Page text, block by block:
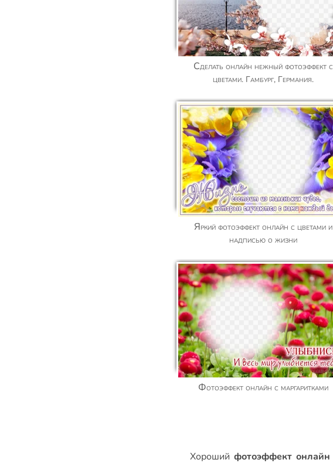
Сделать онлайн нежный фотоэффект с
цветами. Гамбург, Германия.
Яркий фотоэффект онлайн с цветами и
надписью о жизни
Фотоэффект онлайн с маргаритками
Xороший фотоэффект онлайн